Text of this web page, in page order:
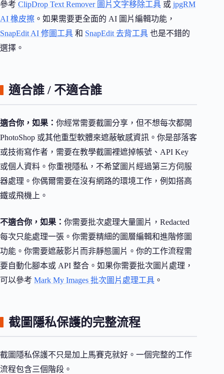
參考 ClipDrop Text Remover 圖片文字移除工具 或 jpgRM
AI 橡皮擦 。如果需要更全面的 AI 圖片編輯功能，
SnapEdit AI 修圖工具 和 SnapEdit 去背工具 也是不錯的
選擇。
適合誰 / 不適合誰
適合你，如果： 你經常需要截圖分享，但不想每次都開
PhotoShop 或其他重型軟體來遮蔽敏感資訊。你是部落客
或技術寫作者，需要在教學截圖裡遮掉帳號、API Key
或個人資料。你重視隱私，不希望圖片經過第三方伺服
器處理。你偶爾需要在沒有網路的環境工作，例如搭高
鐵或飛機上。
不適合你，如果： 你需要批次處理大量圖片，Redacted
每次只能處理一張。你需要精細的圖層編輯和進階修圖
功能。你需要遮蔽影片而非靜態圖片。你的工作流程需
要自動化腳本或 API 整合。如果你需要批次圖片處理，
可以參考 Mark My Images 批次圖片處理工具 。
截圖隱私保護的完整流程
截圖隱私保護不只是加上馬賽克就好。一個完整的工作
流程包含三個階段。